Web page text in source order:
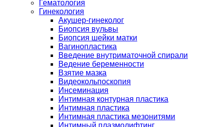
Гематология
Гинекология
Акушер-гинеколог
Биопсия вульвы
Биопсия шейки матки
Вагинопластика
Введение внутриматочной спирали
Ведение беременности
Взятие мазка
Видеокольпоскопия
Инсеминация
Интимная контурная пластика
Интимная пластика
Интимная пластика мезонитями